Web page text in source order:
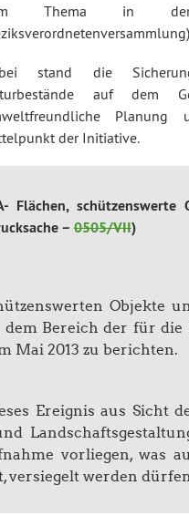
Thema in
stand die
auf dem
Planung
der Initiative.
Flächen, schützenswerte
–0505/VII)
Objekte
Bereich der für die
Mai 2013 zu berichten.
Ereignis aus Sicht
vorliegen, was
versiegelt werden